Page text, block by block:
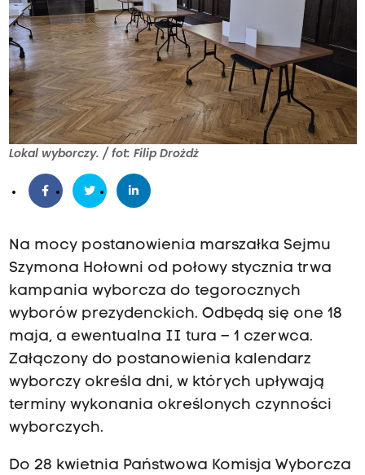
Lokal wyborczy. / fot: Filip Drożdż
Na mocy postanowienia marszałka Sejmu
Szymona Hołowni od połowy stycznia trwa
kampania wyborcza do tegorocznych
wyborów prezydenckich. Odbędą się one 18
maja, a ewentualna II tura – 1 czerwca.
Załączony do postanowienia kalendarz
wyborczy określa dni, w których upływają
terminy wykonania określonych czynności
wyborczych.
Do 28 kwietnia Państwowa Komisja Wyborcza